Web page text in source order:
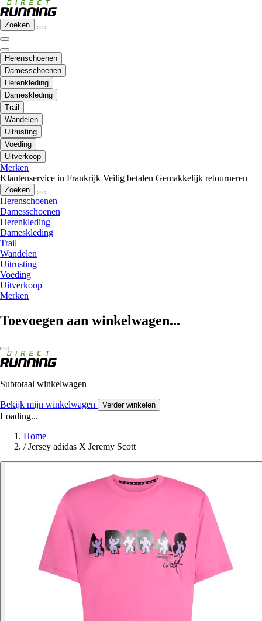
Zoeken
Herenschoenen
Damesschoenen
Herenkleding
Dameskleding
Trail
Wandelen
Uitrusting
Voeding
Uitverkoop
Merken
Klantenservice in Frankrijk Veilig betalen Gemakkelijk retourneren
Zoeken
Herenschoenen
Damesschoenen
Herenkleding
Dameskleding
Trail
Wandelen
Uitrusting
Voeding
Uitverkoop
Merken
Toevoegen aan winkelwagen...
Subtotaal winkelwagen
Bekijk mijn winkelwagen Verder winkelen
Loading...
Home
/ Jersey adidas X Jeremy Scott